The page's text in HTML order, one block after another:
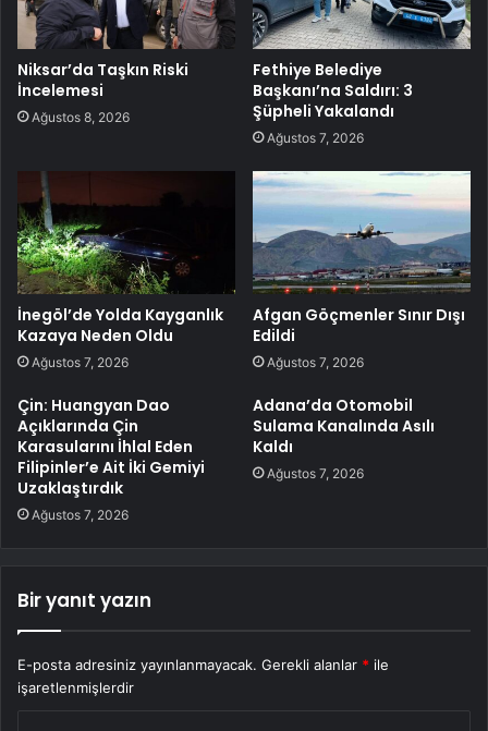
Niksar’da Taşkın Riski
İncelemesi
Ağustos 8, 2026
Fethiye Belediye
Başkanı’na Saldırı: 3
Şüpheli Yakalandı
Ağustos 7, 2026
İnegöl’de Yolda Kayganlık
Kazaya Neden Oldu
Ağustos 7, 2026
Afgan Göçmenler Sınır Dışı
Edildi
Ağustos 7, 2026
Çin: Huangyan Dao
Açıklarında Çin
Karasularını İhlal Eden
Filipinler’e Ait İki Gemiyi
Uzaklaştırdık
Ağustos 7, 2026
Adana’da Otomobil
Sulama Kanalında Asılı
Kaldı
Ağustos 7, 2026
Bir yanıt yazın
E-posta adresiniz yayınlanmayacak. Gerekli alanlar * ile
işaretlenmişlerdir